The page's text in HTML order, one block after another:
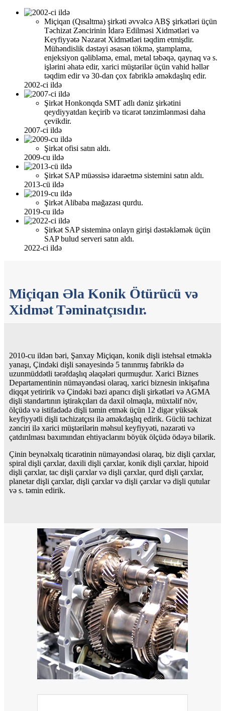
Miçiqan (Qısaltma) şirkəti əvvəlcə ABŞ şirkətləri üçün
Təchizat Zəncirinin İdarə Edilməsi Xidmətləri və
Keyfiyyətə Nəzarət Xidmətləri təqdim etmişdir.
Mühəndislik dəstəyi əsasən tökmə, ştamplama,
enjeksiyon qəlibləmə, emal, metal təbəqə, qaynaq və s.
işlərini əhatə edir, xarici müştərilər üçün vahid həllər
təqdim edir və 30-dan çox fabriklə əməkdaşlıq edir.
2002-ci ildə
Şirkət Honkonqda SMT adlı dəniz şirkətini
qeydiyyatdan keçirib və ticarət tənzimlənməsi daha
çevikdir.
2007-ci ildə
Şirkət ofisi satın aldı.
2009-cu ildə
Şirkət SAP müəssisə idarəetmə sistemini satın aldı.
2013-cü ildə
Şirkət Alibaba mağazası qurdu.
2019-cu ildə
Şirkət SAP sisteminə onlayn girişi dəstəkləmək üçün
SAP bulud serveri satın aldı.
2022-ci ildə
Miçiqan Əla Konik Ötürücü və
Xidmət Təminatçısıdır.
2010-cu ildən bəri, Şanxay Miçiqan, konik dişli istehsal etməklə
yanaşı, Çindəki dişli sənayesində 5 tanınmış fabriklə də
uzunmüddətli tərəfdaşlıq əlaqələri qurmuşdur. Xarici Biznes
Departamentinin nümayəndəsi olaraq, xarici biznesin inkişafına
diqqət yetiririk və Çindəki bəzi aparıcı dişli şirkətləri və AGMA
dişli standartının iştirakçıları da daxil olmaqla, müxtəlif növ,
ölçüdə və istifadədə dişli təmin etmək üçün 12 digər yüksək
keyfiyyətli dişli təchizatçısı ilə əməkdaşlıq edirik. Güclü təchizat
zənciri ilə xarici müştərilərin məhsul keyfiyyəti, nəzarəti və
çatdırılması baxımından ehtiyaclarını böyük ölçüdə ödəyə bilərik.
Çinin beynəlxalq ticarətinin nümayəndəsi olaraq, biz dişli çarxlar,
spiral dişli çarxlar, daxili dişli çarxlar, konik dişli çarxlar, hipoid
dişli çarxlar, tac dişli çarxlar və dişli çarxlar, qurd dişli çarxlar,
planetar dişli çarxlar, dişli çarxlar və dişli çarxlar və dişli qutular
və s. təmin edirik.